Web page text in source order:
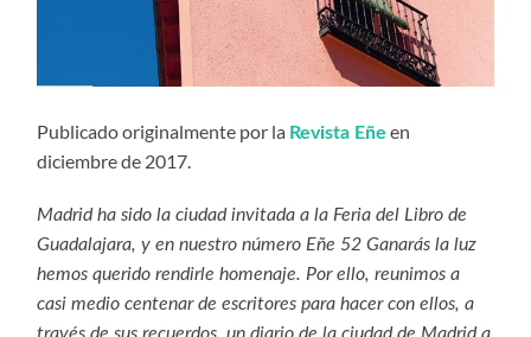
Publicado originalmente por la Revista Eñe en
diciembre de 2017.
Madrid ha sido la ciudad invitada a la Feria del Libro de
Guadalajara, y en nuestro número Eñe 52 Ganarás la luz
hemos querido rendirle homenaje. Por ello, reunimos a
casi medio centenar de escritores para hacer con ellos, a